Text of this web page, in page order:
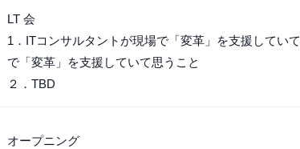
LT 会
1．ITコンサルタントが現場で「変革」を支援してい
で「変革」を支援していて思うこと
２．TBD
オープニング